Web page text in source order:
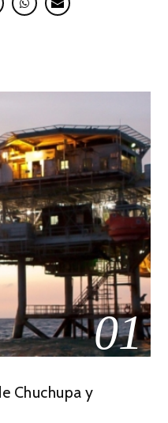
01
Chuchupa y